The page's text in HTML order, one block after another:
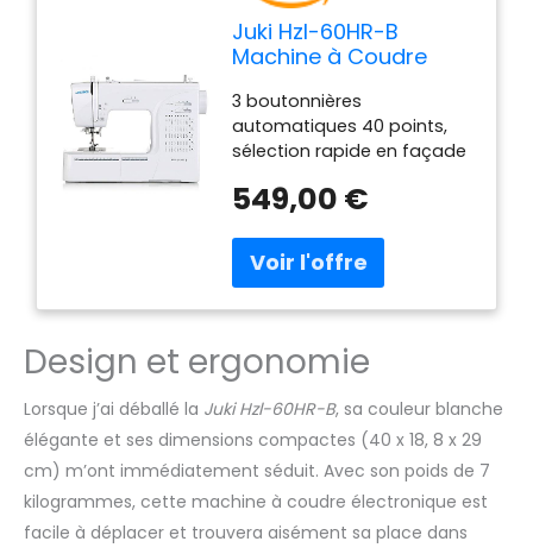
Juki Hzl-60HR-B
Machine à Coudre
Blanc, 40 x 18, 8 x 29
cm
3 boutonnières
automatiques 40 points,
sélection rapide en façade
aiguille Boutons de
ABAISSAGE de griffe pour
QUILTING Châssis métal,
LANGUE FRANÇAISE Produit
destiné à la France, en
conséquence la garantie
ne couvrira que les produits
vendus en France
549,00 €
Design et ergonomie
Lorsque j’ai déballé la Juki Hzl-60HR-B, sa couleur blanche
élégante et ses dimensions compactes (40 x 18, 8 x 29
cm) m’ont immédiatement séduit. Avec son poids de 7
kilogrammes, cette machine à coudre électronique est
facile à déplacer et trouvera aisément sa place dans